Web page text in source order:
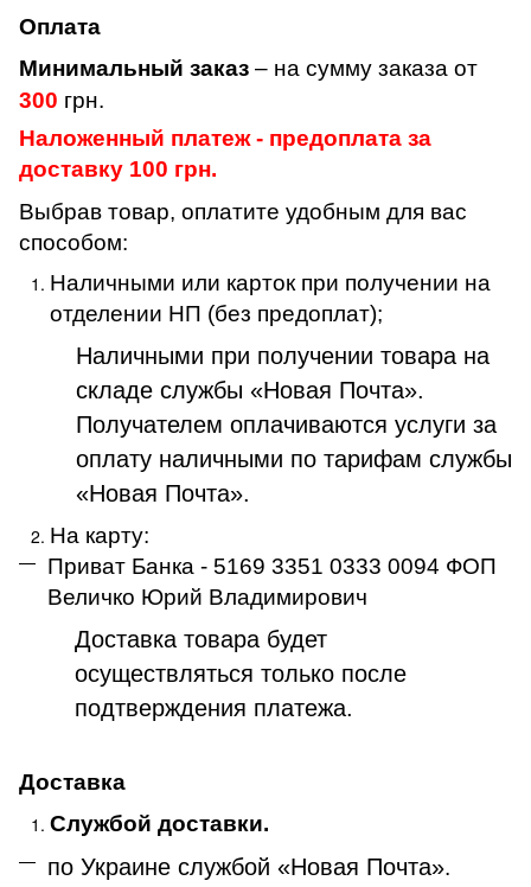
Оплата
Минимальный заказ – на сумму заказа от
300 грн.
Наложенный платеж - предоплата за
доставку 100 грн.
Выбрав товар, оплатите удобным для вас
способом:
Наличными или карток при получении на
отделении НП (без предоплат);
Наличными при получении товара на
складе службы «Новая Почта».
Получателем оплачиваются услуги за
оплату наличными по тарифам службы
«Новая Почта».
На карту:
Приват Банка - 5169 3351 0333 0094 ФОП
Величко Юрий Владимирович
Доставка товара будет
осуществляться только после
подтверждения платежа.
Доставка
Службой доставки.
по Украине службой «Новая Почта».